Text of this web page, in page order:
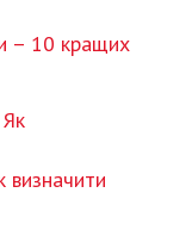
– 10 кращих
визначити